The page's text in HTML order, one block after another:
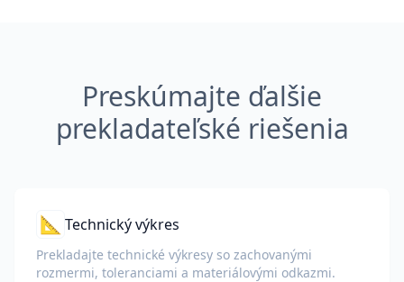
Preskúmajte ďalšie
prekladateľské riešenia
📐 Technický výkres
Prekladajte technické výkresy so zachovanými
rozmermi, toleranciami a materiálovými odkazmi.